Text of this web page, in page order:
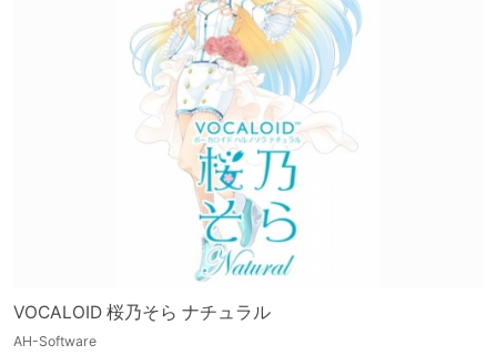
VOCALOID 桜乃そら ナチュラル
AH-Software